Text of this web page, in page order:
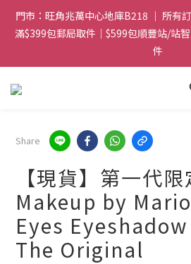
門市：旺角兆萬中心地庫B218 ｜ 所有
滿$399包郵局取件｜$599包順豐站/站
件
門市：旺角兆萬中心地庫B218 ｜ 所有
滿$399包郵局取件｜$599包順豐站/站
件
滿贈優惠🎁 滿$788送Gucci香水
門市：旺角兆萬中心地庫B218 ｜ 所有
滿$399包郵局取件｜$599包順豐站/站
件
Share
【現貨】第一代
Makeup by
Eyes
The Original